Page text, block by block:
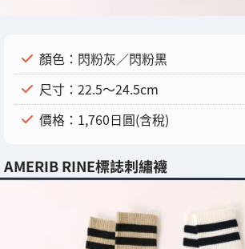
顏色：閃粉灰／閃粉黑
尺寸：22.5～24.5cm
價格：1,760日圓(含稅)
AMERIB RINE標誌刺繡襪